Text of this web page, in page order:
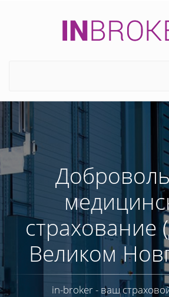
Великом
in-broker - ваш